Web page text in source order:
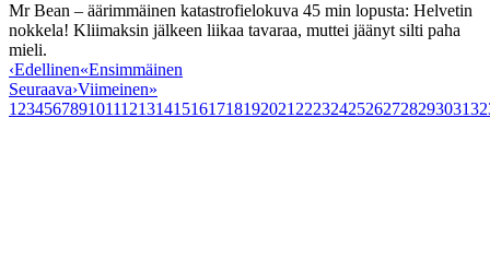
Mr Bean – äärimmäinen katastrofielokuva 45 min lopusta: Helvetin
nokkela! Kliimaksin jälkeen liikaa tavaraa, muttei jäänyt silti paha
mieli.
‹Edellinen«Ensimmäinen
Seuraava›Viimeinen»
1 23456789101112131415161718192021 2223242526272829303132